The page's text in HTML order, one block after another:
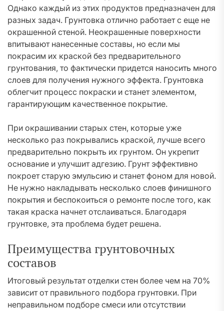
Однако каждый из этих продуктов предназначен для
разных задач. Грунтовка отлично работает с еще не
окрашенной стеной. Неокрашенные поверхности
впитывают нанесенные составы, но если мы
покрасим их краской без предварительного
грунтования, то фактически придется наносить много
слоев для получения нужного эффекта. Грунтовка
облегчит процесс покраски и станет элементом,
гарантирующим качественное покрытие.
При окрашивании старых стен, которые уже
несколько раз покрывались краской, лучше всего
предварительно покрыть их грунтом. Он укрепит
основание и улучшит адгезию. Грунт эффективно
покроет старую эмульсию и станет фоном для новой.
Не нужно накладывать несколько слоев финишного
покрытия и беспокоиться о ремонте после того, как
такая краска начнет отслаиваться. Благодаря
грунтовке, эта проблема будет решена.
Преимущества грунтовочных
составов
Итоговый результат отделки стен более чем на 70%
зависит от правильного подбора грунтовки. При
неправильном подборе смеси или отсутствии